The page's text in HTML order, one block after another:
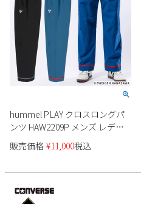
hummel PLAY クロスロングパ
ンツ HAW2209P メンズ レディ
ース ユニセックス
販売価格 ¥11,000税込